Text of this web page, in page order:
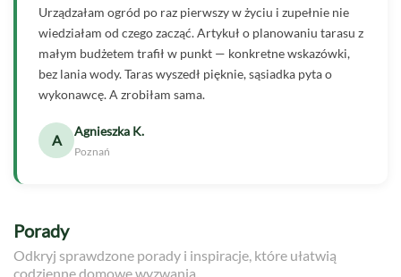
Urządzałam ogród po raz pierwszy w życiu i zupełnie nie
wiedziałam od czego zacząć. Artykuł o planowaniu tarasu z
małym budżetem trafił w punkt — konkretne wskazówki,
bez lania wody. Taras wyszedł pięknie, sąsiadka pyta o
wykonawcę. A zrobiłam sama.
A
Agnieszka K.
Poznań
Porady
Odkryj sprawdzone porady i inspiracje, które ułatwią
codzienne domowe wyzwania.